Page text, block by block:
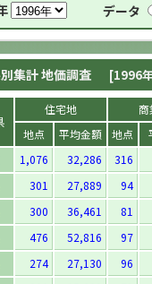
データ
集計 地価調査 [1996
住宅地 商
地点
平均金額 地点
1,076 32,286 316
301 27,889 94
300 36,461 81
476 52,816 97
274 27,130 96